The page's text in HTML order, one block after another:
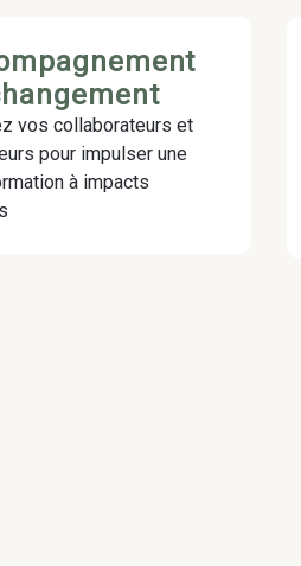
vos collaborateurs et
pour impulser une
à impacts